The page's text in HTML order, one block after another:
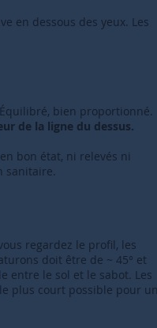
en dessous des yeux. Les
bien proportionné.
de la ligne du dessus.
bon état, ni relevés ni
sanitaire.
regardez le profil, les
doit être de ~ 45° et
entre le sol et le sabot. Les
plus court possible pour un